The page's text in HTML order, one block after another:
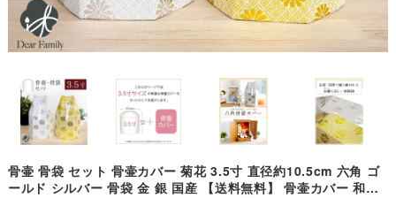
骨壷 骨袋 セット 骨壷カバー 菊花 3.5寸 直径約10.5cm 六角 ゴ
ールド シルバー 骨袋 金 銀 国産 【送料無料】 骨壷カバー 和風